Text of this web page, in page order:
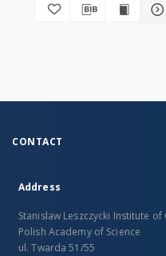
CONTACT
Address
Stanislaw Leszczycki Institute
Polish Academy of Science
ul. Twarda 51/55